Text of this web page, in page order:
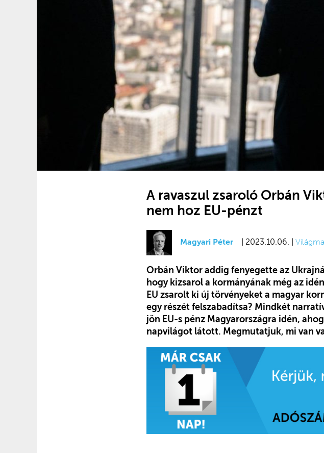
A ravaszul zsaroló Orbán
nem hoz EU-pénzt
Magyari Péter | 2023.10.06. |
Orbán Viktor addig fenyegette az
hogy kizsarol a kormányának még az
EU zsarolt ki új törvényeket a magyar
egy részét felszabadítsa? Mindkét
jön EU-s pénz Magyarországra idén,
napvilágot látott. Megmutatjuk, mi van